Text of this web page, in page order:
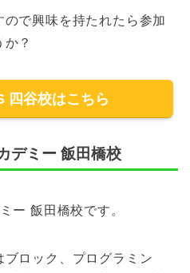
で興味を持たれたら参加
？
四谷校はこちら
デミー 飯田橋校
ー 飯田橋校です。
ブロック、プログラミン